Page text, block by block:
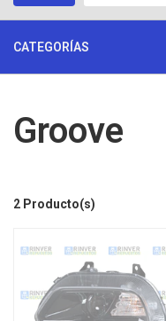
CATEGORÍAS
Groove
2 Producto(s)